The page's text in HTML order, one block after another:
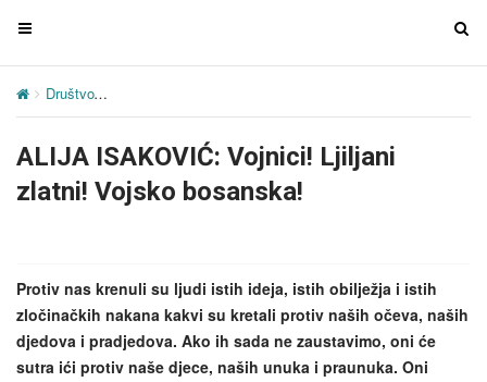
T
g
e
n
g
a
t
i
T
a
Društvo
ALIJA ISAKOVIĆ: Vojnici! Ljiljani
zlatni! Vojsko bosanska!
Protiv nas krenuli su ljudi istih ideja, istih obilježja i istih
zločinačkih nakana kakvi su kretali protiv naših očeva, naših
djedova i pradjedova. Ako ih sada ne zaustavimo, oni će
sutra ići protiv naše djece, naših unuka i praunuka. Oni